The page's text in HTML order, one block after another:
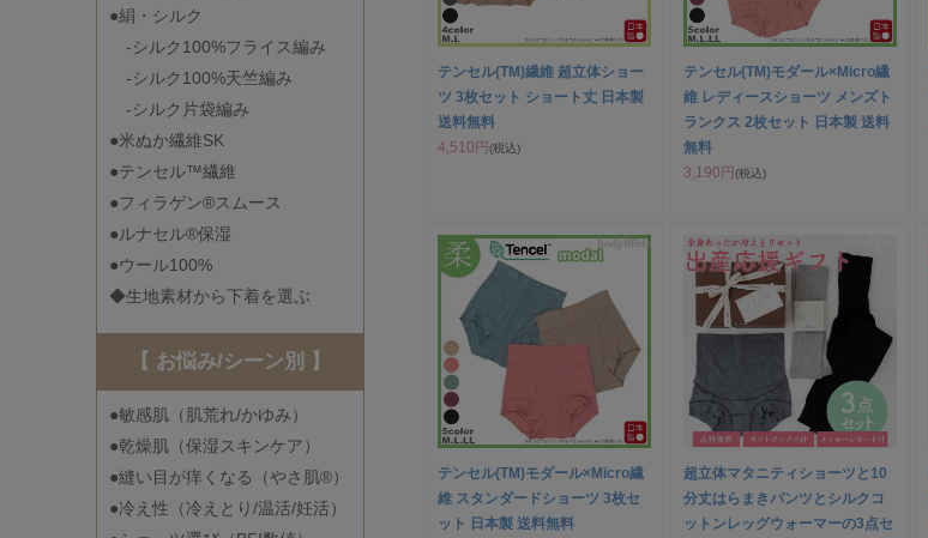
●絹・シルク
-シルク100%フライス編み
-シルク100%天竺編み
-シルク片袋編み
●米ぬか繊維SK
●テンセル™繊維
●フィラゲン®スムース
●ルナセル®保湿
●ウール100%
◆生地素材から下着を選ぶ
【 お悩み/シーン別 】
●敏感肌（肌荒れ/かゆみ）
●乾燥肌（保湿スキンケア）
●縫い目が痒くなる（やさ肌®）
●冷え性（冷えとり/温活/妊活）
テンセル(TM)繊維 超立体ショー
ツ 3枚セット ショート丈 日本製
送料無料
4,510円(税込)
テンセル(TM)モダール×Micro繊
維 レディースショーツ メンズト
ランクス 2枚セット 日本製 送料
無料
3,190円(税込)
テンセル(TM)モダール×Micro繊
維 スタンダードショーツ 3枚セ
ット 日本製 送料無料
超立体マタニティショーツと10
分丈はらまきパンツとシルクコ
ットンレッグウォーマーの3点セ